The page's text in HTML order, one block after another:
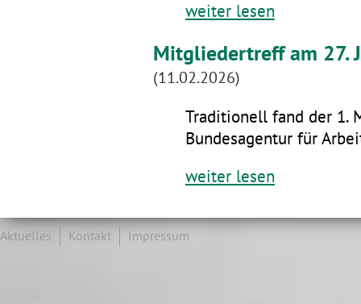
weiter lesen
Mitgliedertreff am 27.
(11.02.2026)
Traditionell fand der 1.
Bundesagentur für
weiter lesen
Aktuelles Kontakt Impressum